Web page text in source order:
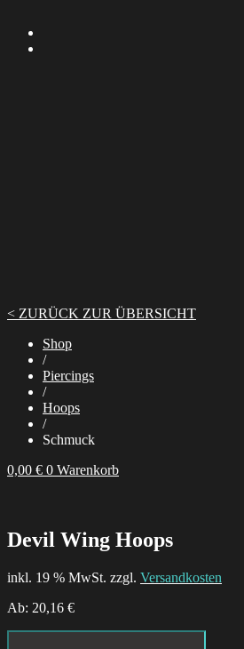
< ZURÜCK ZUR ÜBERSICHT
Shop
/
Piercings
/
Hoops
/
Schmuck
0,00 € 0 Warenkorb
Devil Wing Hoops
inkl. 19 % MwSt. zzgl. Versandkosten
Ab: 20,16 €
Hustle